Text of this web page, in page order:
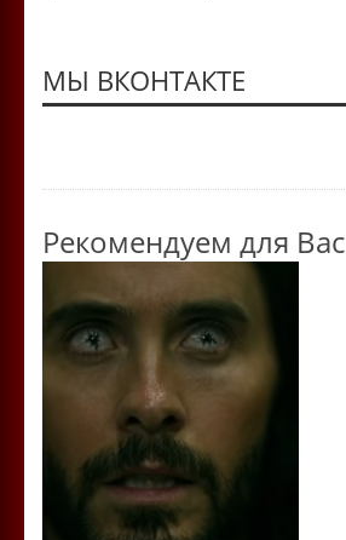
МЫ ВКОНТАКТЕ
Рекомендуем для Вас